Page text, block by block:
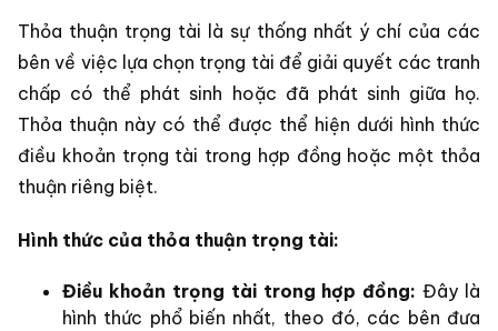
Thỏa thuận trọng tài là sự thống nhất ý chí của các
bên về việc lựa chọn trọng tài để giải quyết các tranh
chấp có thể phát sinh hoặc đã phát sinh giữa họ.
Thỏa thuận này có thể được thể hiện dưới hình thức
điều khoản trọng tài trong hợp đồng hoặc một thỏa
thuận riêng biệt.
Hình thức của thỏa thuận trọng tài:
Điều khoản trọng tài trong hợp đồng: Đây là
hình thức phổ biến nhất, theo đó, các bên đưa